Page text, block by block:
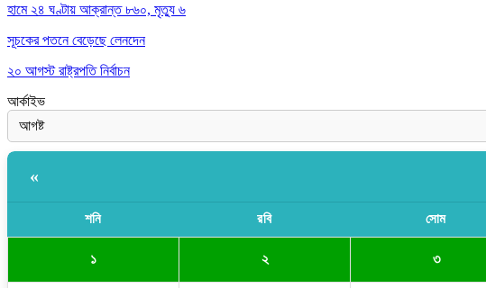
হামে ২৪ ঘণ্টায় আক্রান্ত ৮৬০, মৃত্যু ৬
সূচকের পতনে বেড়েছে লেনদেন
২০ আগস্ট রাষ্ট্রপতি নির্বাচন
আর্কাইভ
«
শনি রবি সোম
১ ২ ৩